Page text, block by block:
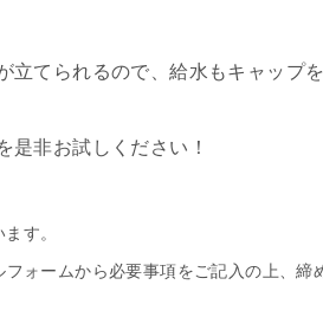
立てられるので、給水もキャップ
是非お試しください！
す。
ォームから必要事項をご記入の上、締